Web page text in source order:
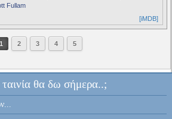
Fullam
[iMDB]
1 2 3 4 5
θα δω σήμερα..;